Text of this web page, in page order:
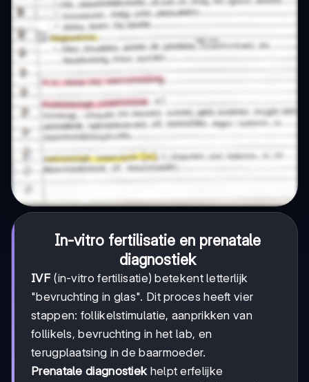
In-vitro fertilisatie en prenatale
diagnostiek
IVF(in-vitro fertilisatie) betekent letterlijk
"bevruchting in glas". Dit proces heeft vier
stappen: follikelstimulatie, aanprikken van
follikels, bevruchting in het lab, en
terugplaatsing in de baarmoeder.
Prenatale diagnostiekhelpt erfelijke